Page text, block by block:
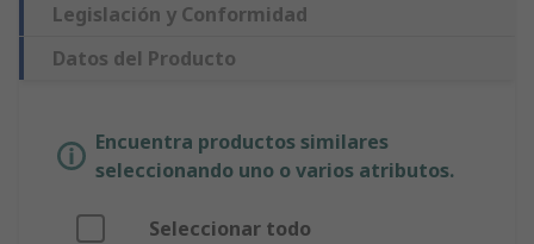
Legislación y Conformidad
Datos del Producto
Encuentra productos similares
seleccionando uno o varios atributos.
Seleccionar todo